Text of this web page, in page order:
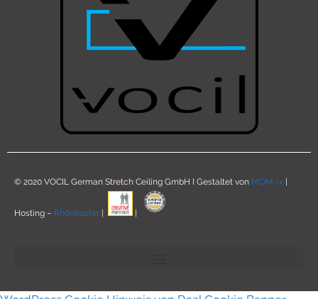
© 2020 VOCIL German Stretch Ceiling GmbH I Gestaltet von MOM-ix
Hosting – Rhönhoster